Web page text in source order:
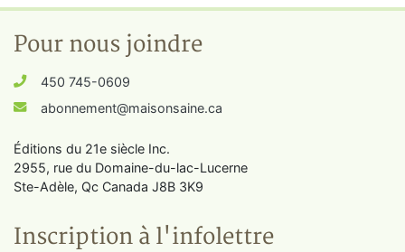
Pour nous joindre
450 745-0609
abonnement@maisonsaine.ca
Éditions du 21e siècle Inc.
2955, rue du Domaine-du-lac-Lucerne
Ste-Adèle, Qc Canada J8B 3K9
Inscription à l'infolettre